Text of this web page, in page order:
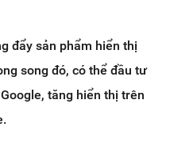
đẩy sản phẩm hiển thị
song đó, có thể đầu tư
tăng hiển thị trên